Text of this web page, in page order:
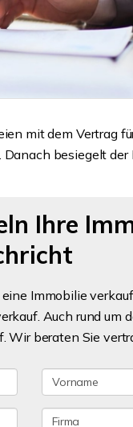
mit dem Vertrag
besiegelt der
Ihre
Immobilie
Auch rund
Wir beraten Sie